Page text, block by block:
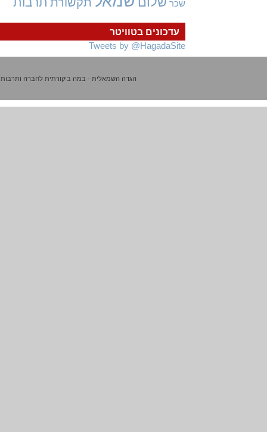
עדכונים בטוויטר
Tweets by @HagadaSite
שכר
הגדה השמאלית - במה ביקורתית לחברה ותרבות